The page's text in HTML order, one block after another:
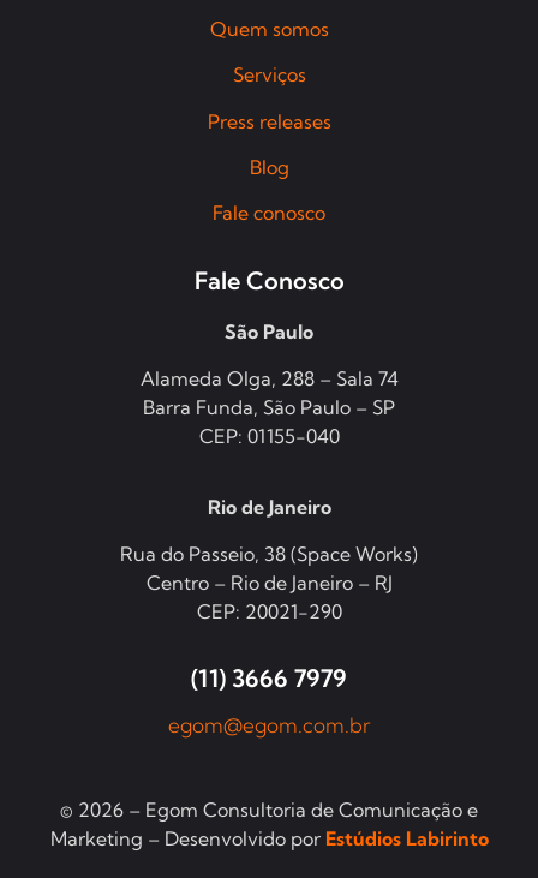
Quem somos
Serviços
Press releases
Blog
Fale conosco
Fale Conosco
São Paulo
Alameda Olga, 288 – Sala 74
Barra Funda, São Paulo – SP
CEP: 01155-040
Rio de Janeiro
Rua do Passeio, 38 (Space Works)
Centro – Rio de Janeiro – RJ
CEP: 20021-290
(11) 3666 7979
egom@egom.com.br
© 2026 – Egom Consultoria de Comunicação e
Marketing – Desenvolvido por Estúdios Labirinto